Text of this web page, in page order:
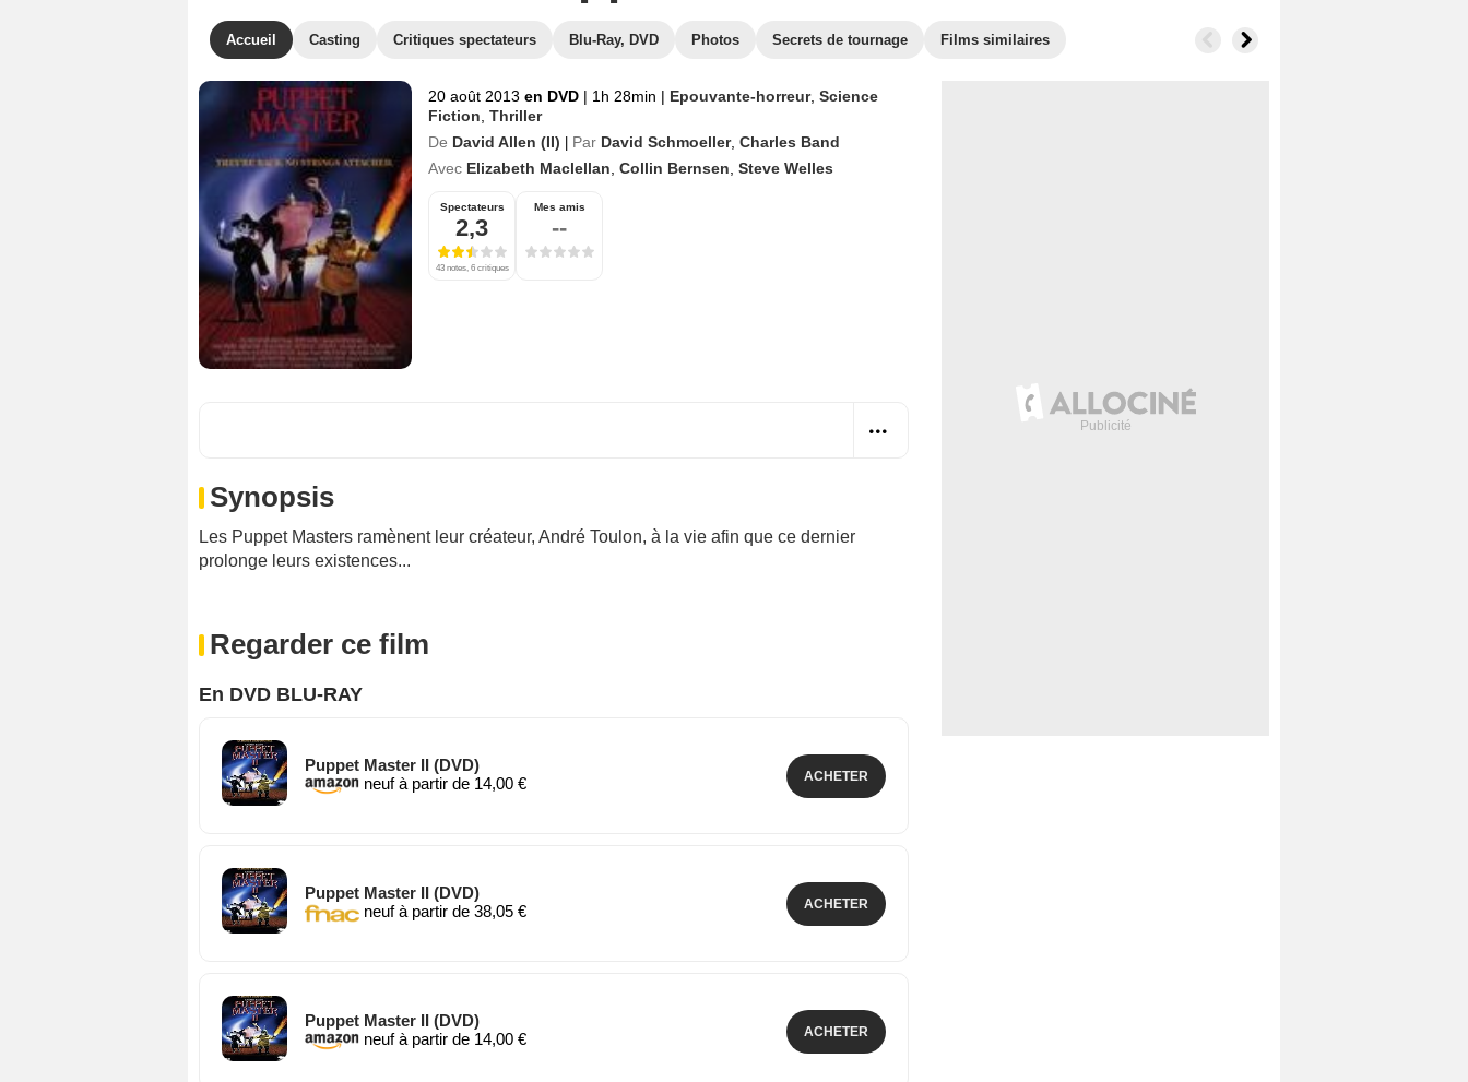
Accueil Casting Critiques spectateurs Blu-Ray, DVD Photos Secrets de tournage Films similaires
20 août 2013 en DVD | 1h 28min | Epouvante-horreur, Science
Fiction Thriller
De David Allen (II) Par David Schmoeller, Charles Band
Avec Elizabeth Maclellan Collin Bernsen Steve Welles
Spectateurs
2,3
43 notes, 6 critiques
Mes amis
--
Synopsis
Les Puppet Masters ramènent leur créateur, André Toulon, à la vie afin que ce dernier
prolonge leurs existences...
Regarder ce film
En DVD BLU-RAY
Puppet Master II (DVD)
neuf à partir de 14,00 €
ACHETER
Puppet Master II (DVD)
neuf à partir de 38,05 €
ACHETER
Puppet Master II (DVD)
neuf à partir de 14,00 €
ACHETER